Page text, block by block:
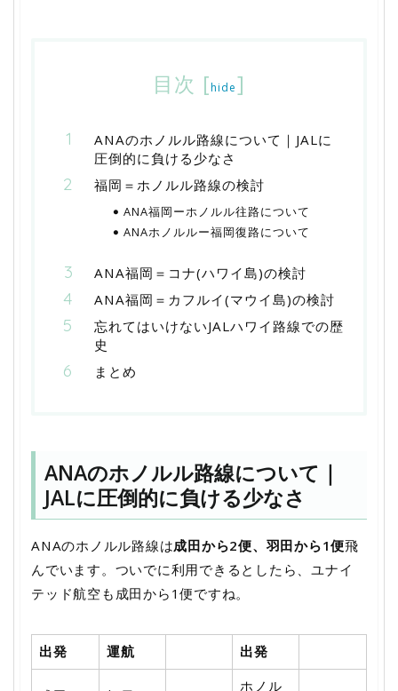
目次 [hide]
ANAのホノルル路線について｜JALに
圧倒的に負ける少なさ
福岡＝ホノルル路線の検討
ANA福岡ーホノルル往路について
ANAホノルルー福岡復路について
ANA福岡＝コナ(ハワイ島)の検討
ANA福岡＝カフルイ(マウイ島)の検討
忘れてはいけないJALハワイ路線での歴
史
まとめ
ANAのホノルル路線について｜
JALに圧倒的に負ける少なさ
ANAのホノルル路線は成田から2便、羽田から1便飛
んでいます。ついでに利用できるとしたら、ユナイ
テッド航空も成田から1便ですね。
出発 運航 出発
ホノル